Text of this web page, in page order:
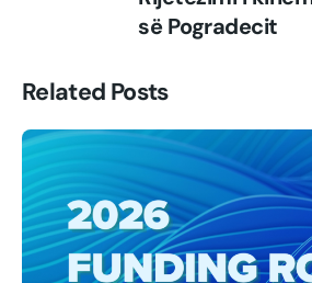
së Pogradecit
Related Posts